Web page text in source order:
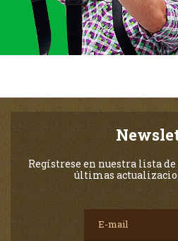
Regístrese en nuestra lista
últimas